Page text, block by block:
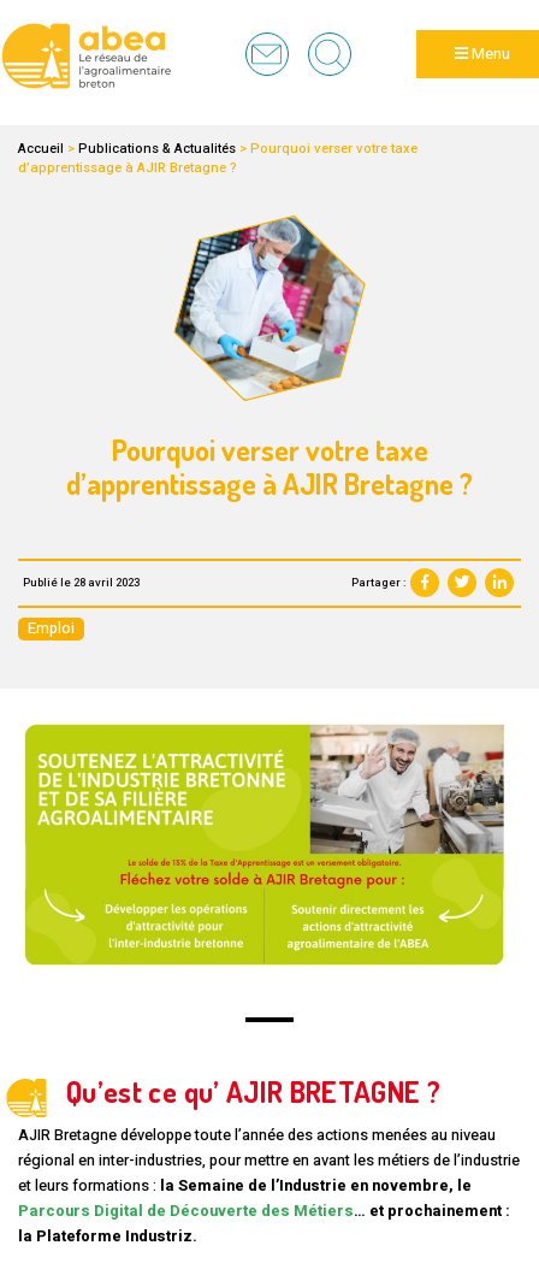
Menu
Accueil >Publications & Actualités >Pourquoi verser votre taxe
d’apprentissage à AJIR Bretagne ?
Pourquoi verser votre taxe
d’apprentissage à AJIR Bretagne ?
Publié le 28 avril 2023 Partager :
Emploi
Qu’est ce qu’ AJIR BRETAGNE ?
AJIR Bretagne développe toute l’année des actions menées au niveau
régional en inter-industries, pour mettre en avant les métiers de l’industrie
et leurs formations : la Semaine de l’Industrie en novembre, le
Parcours Digital de Découverte des Métiers… et prochainement :
la Plateforme Industriz.